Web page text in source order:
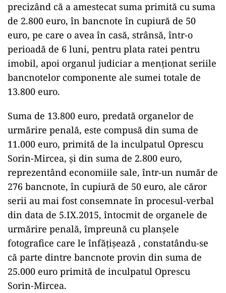
precizând că a amestecat suma primită cu suma
de 2.800 euro, în bancnote în cupiură de 50
euro, pe care o avea în casă, strânsă, într-o
perioadă de 6 luni, pentru plata ratei pentru
imobil, apoi organul judiciar a menționat seriile
bancnotelor componente ale sumei totale de
13.800 euro.
Suma de 13.800 euro, predată organelor de
urmărire penală, este compusă din suma de
11.000 euro, primită de la inculpatul Oprescu
Sorin-Mircea, și din suma de 2.800 euro,
reprezentând economiile sale, într-un număr de
276 bancnote, în cupiură de 50 euro, ale căror
serii au mai fost consemnate în procesul-verbal
din data de 5.IX.2015, întocmit de organele de
urmărire penală, împreună cu planșele
fotografice care le înfățișează , constatându-se
că parte dintre bancnote provin din suma de
25.000 euro primită de inculpatul Oprescu
Sorin-Mircea.